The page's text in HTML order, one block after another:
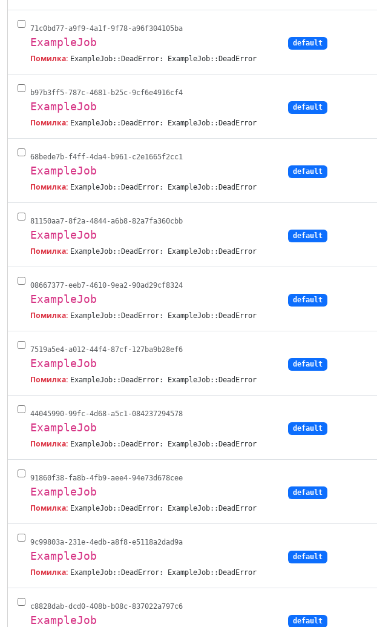
71c0bd77-a9f9-4a1f-9f78-a96f304105ba
ExampleJob
Помилка: ExampleJob::DeadError: ExampleJob::DeadError
default
b97b3ff5-787c-4681-b25c-9cf6e4916cf4
ExampleJob
Помилка: ExampleJob::DeadError: ExampleJob::DeadError
default
68bede7b-f4ff-4da4-b961-c2e1665f2cc1
ExampleJob
Помилка: ExampleJob::DeadError: ExampleJob::DeadError
default
81150aa7-8f2a-4844-a6b8-82a7fa360cbb
ExampleJob
Помилка: ExampleJob::DeadError: ExampleJob::DeadError
default
08667377-eeb7-4610-9ea2-90ad29cf8324
ExampleJob
Помилка: ExampleJob::DeadError: ExampleJob::DeadError
default
7519a5e4-a012-44f4-87cf-127ba9b28ef6
ExampleJob
Помилка: ExampleJob::DeadError: ExampleJob::DeadError
default
44045990-99fc-4d68-a5c1-084237294578
ExampleJob
Помилка: ExampleJob::DeadError: ExampleJob::DeadError
default
91860f38-fa8b-4fb9-aee4-94e73d678cee
ExampleJob
Помилка: ExampleJob::DeadError: ExampleJob::DeadError
default
9c99803a-231e-4edb-a8f8-e5118a2dad9a
ExampleJob
Помилка: ExampleJob::DeadError: ExampleJob::DeadError
default
c8828dab-dcd0-408b-b08c-837022a797c6
ExampleJob default